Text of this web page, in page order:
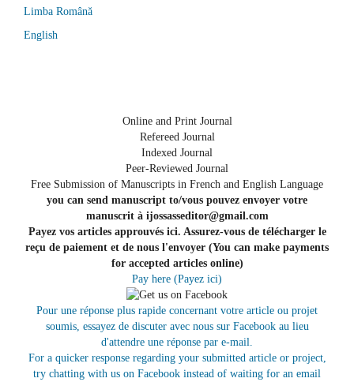
Limba Română
English
Online and Print Journal
Refereed Journal
Indexed Journal
Peer-Reviewed Journal
Free Submission of Manuscripts in French and English Language
you can send manuscript to/vous pouvez envoyer votre
manuscrit à ijossasseditor@gmail.com
Payez vos articles approuvés ici. Assurez-vous de télécharger le
reçu de paiement et de nous l'envoyer (You can make payments
for accepted articles online)
Pay here (Payez ici)
Pour une réponse plus rapide concernant votre article ou projet
soumis, essayez de discuter avec nous sur Facebook au lieu
d'attendre une réponse par e-mail.
For a quicker response regarding your submitted article or project,
try chatting with us on Facebook instead of waiting for an email